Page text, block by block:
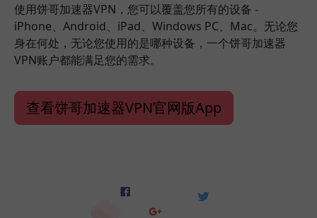
使用饼哥加速器VPN，您可以覆盖您所有的设备 -
iPhone、Android、iPad、Windows PC、Mac。无论您
身在何处，无论您使用的是哪种设备，一个饼哥加速器
VPN账户都能满足您的需求。
查看饼哥加速器VPN官网版App